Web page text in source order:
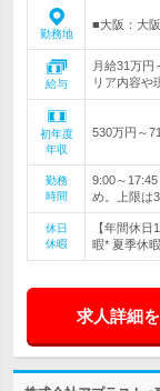
勤務地
■大阪：大
給与
月給31万
リア内容や
初年度
年収
530万円～
勤務
時間
9:00～
め。上限は
休日
休暇
【年間休
暇* 夏季休
求人詳細